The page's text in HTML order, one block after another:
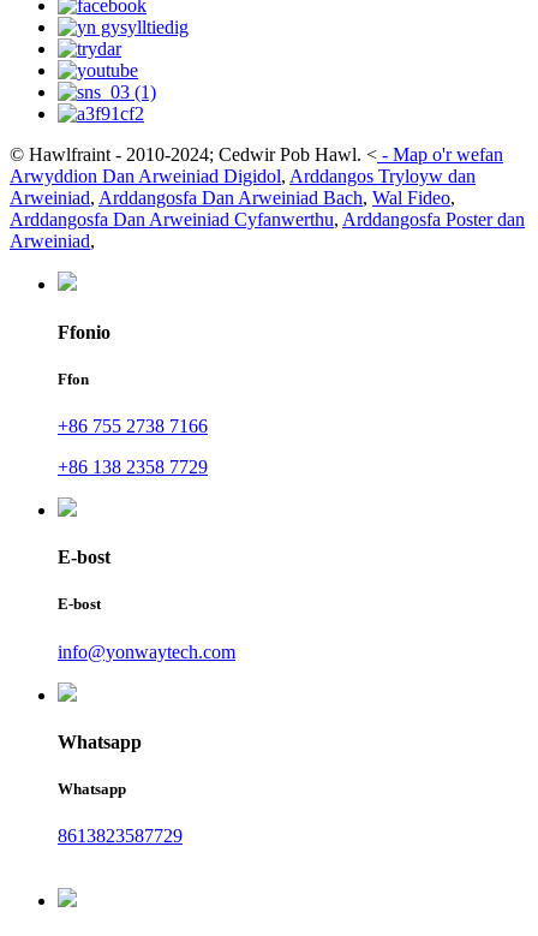
© Hawlfraint - 2010-2024; Cedwir Pob Hawl. < - Map o'r wefan
Arwyddion Dan Arweiniad Digidol, Arddangos Tryloyw dan
Arweiniad, Arddangosfa Dan Arweiniad Bach, Wal Fideo,
Arddangosfa Dan Arweiniad Cyfanwerthu, Arddangosfa Poster dan
Arweiniad,
Ffonio
Ffon
+86 755 2738 7166
+86 138 2358 7729
E-bost
E-bost
info@yonwaytech.com
Whatsapp
Whatsapp
8613823587729